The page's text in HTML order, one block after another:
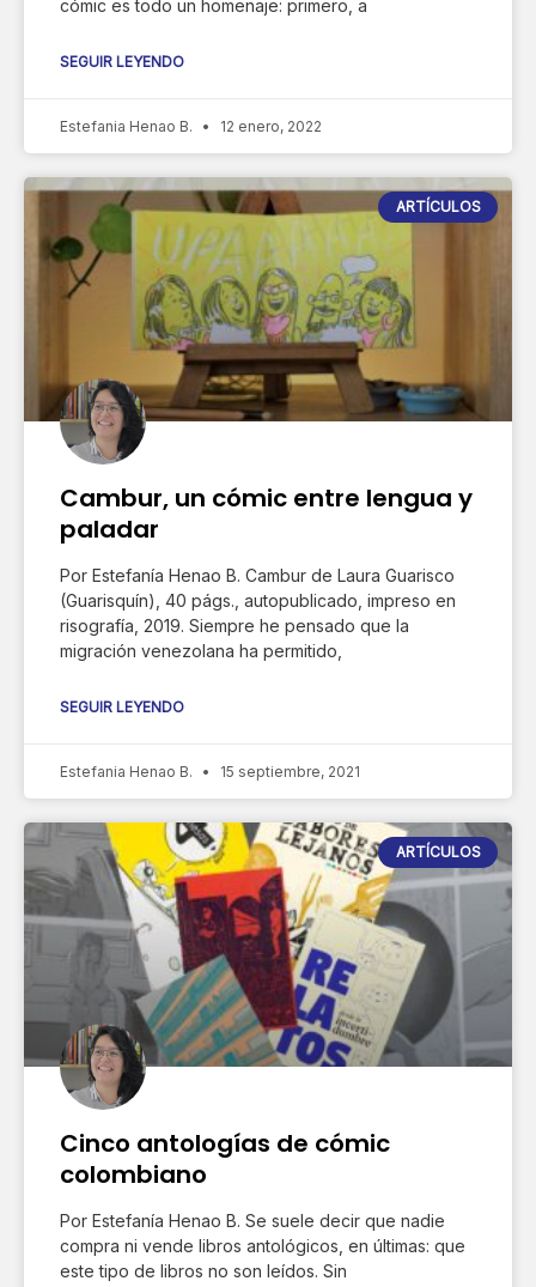
cómic es todo un homenaje: primero, a
SEGUIR LEYENDO
Estefania Henao B. 12 enero, 2022
ARTÍCULOS
Cambur, un cómic entre lengua y
paladar
Por Estefanía Henao B. Cambur de Laura Guarisco
(Guarisquín), 40 págs., autopublicado, impreso en
risografía, 2019. Siempre he pensado que la
migración venezolana ha permitido,
SEGUIR LEYENDO
Estefania Henao B. 15 septiembre, 2021
ARTÍCULOS
Cinco antologías de cómic
colombiano
Por Estefanía Henao B. Se suele decir que nadie
compra ni vende libros antológicos, en últimas: que
este tipo de libros no son leídos. Sin